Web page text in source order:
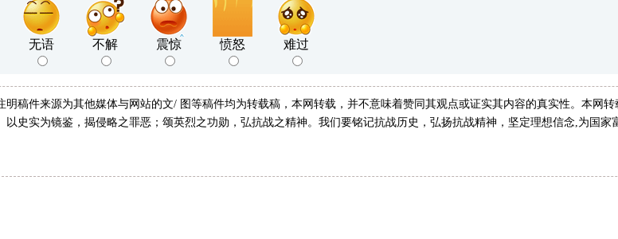
无语 不解 震惊 愤怒 难过
稿件来源为其他媒体与网站的文/ 图等稿件均为转载稿，本网转载，并不意味着赞同其观点或证实其内容的真实性。本网转
史实为镜鉴，揭侵略之罪恶；颂英烈之功勋，弘抗战之精神。我们要铭记抗战历史，弘扬抗战精神，坚定理想信念,为国家